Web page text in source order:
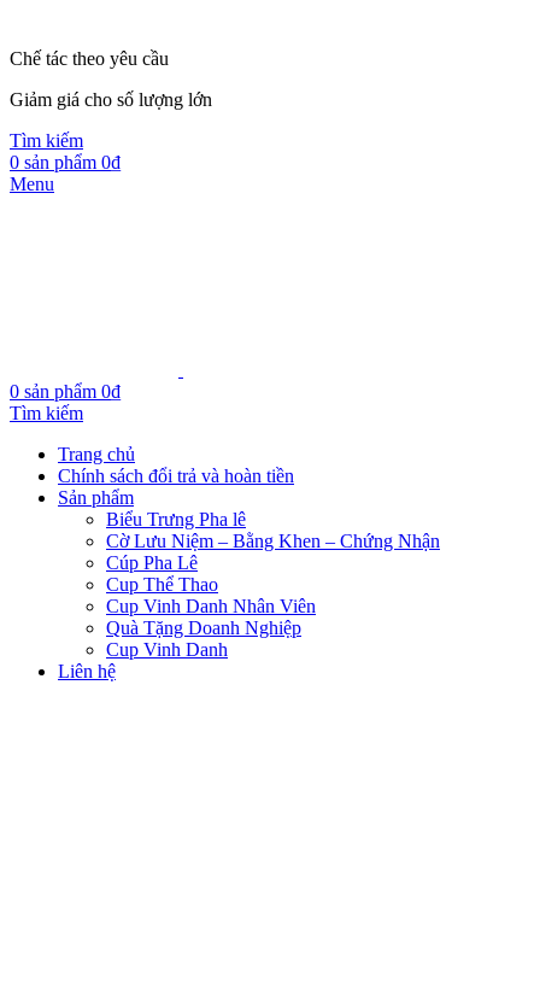
Chế tác theo yêu cầu
Giảm giá cho số lượng lớn
Tìm kiếm
0 sản phẩm 0₫
Menu
0 sản phẩm 0₫
Tìm kiếm
Trang chủ
Chính sách đổi trả và hoàn tiền
Sản phẩm
Biểu Trưng Pha lê
Cờ Lưu Niệm – Bằng Khen – Chứng Nhận
Cúp Pha Lê
Cup Thể Thao
Cup Vinh Danh Nhân Viên
Quà Tặng Doanh Nghiệp
Cup Vinh Danh
Liên hệ